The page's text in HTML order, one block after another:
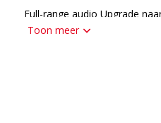
Full-range audio Upgrade
geluidservaring. Je films en
Toon meer